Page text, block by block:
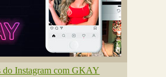
do Instagram com GKAY